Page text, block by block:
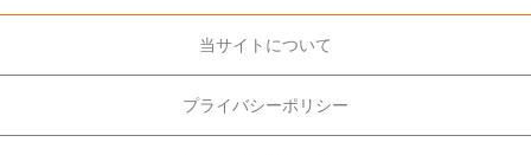
当サイトについて
プライバシーポリシー